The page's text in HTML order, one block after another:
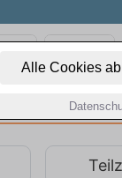
Alle Cookies